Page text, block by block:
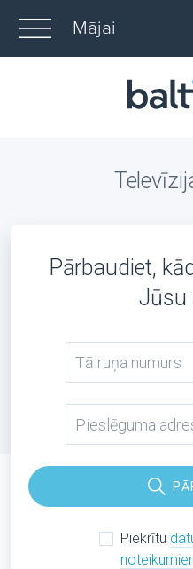
Mājai
Pārbaudiet,
Jūsu
Piekrītu